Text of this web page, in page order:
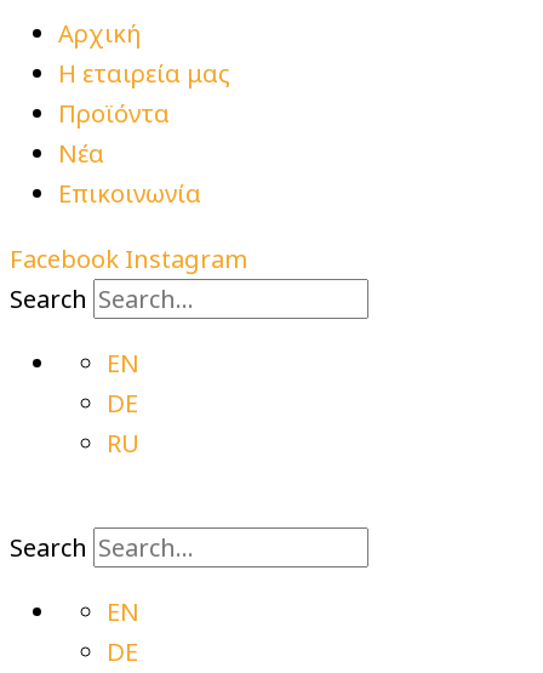
Αρχική
Η εταιρεία μας
Προϊόντα
Νέα
Επικοινωνία
Facebook Instagram
Search
EN
DE
RU
Search
EN
DE